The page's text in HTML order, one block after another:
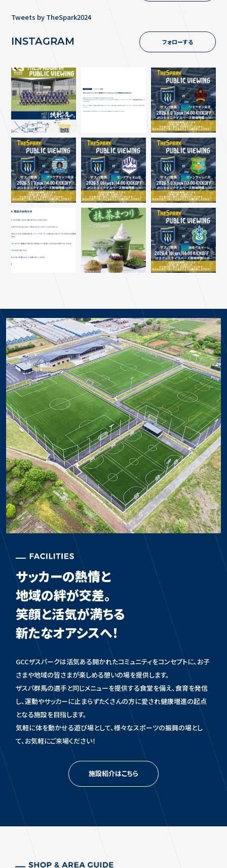
Tweets by TheSpark2024
INSTAGRAM フォローする
サッカーの熱情と
地域の絆が交差。
笑顔と活気が満ちる
新たなオアシスへ！
GCCザスパークは活気ある開かれたコミュニティをコンセプトに、お子
さまや地域の皆さまが楽しめる憩いの場を提供します。
ザスパ群馬の選手と同じメニューを提供する食堂を備え、食育を発信
し、運動やサッカーに止まらずたくさんの方に愛され健康増進の起点
となる施設を目指します。
気軽に体を動かせる遊び場として、様々なスポーツの振興の場とし
て、お気軽にご来場ください！
施設紹介はこちら